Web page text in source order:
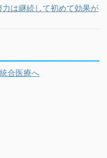
は継続して初めて効果が